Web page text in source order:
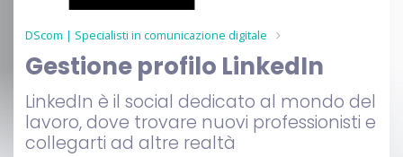
DScom | Specialisti in comunicazione digitale
Gestione profilo LinkedIn
LinkedIn è il social dedicato al mondo del
lavoro, dove trovare nuovi professionisti e
collegarti ad altre realtà